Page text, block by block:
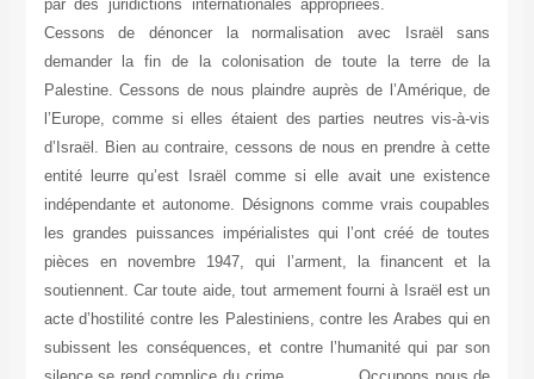
par des juridictions internationales appropriées.
Cessons de dénoncer la normalisation avec Israël sans
demander la fin de la colonisation de toute la terre de la
Palestine. Cessons de nous plaindre auprès de l’Amérique, de
l’Europe, comme si elles étaient des parties neutres vis-à-vis
d’Israël. Bien au contraire, cessons de nous en prendre à cette
entité leurre qu’est Israël comme si elle avait une existence
indépendante et autonome. Désignons comme vrais coupables
les grandes puissances impérialistes qui l’ont créé de toutes
pièces en novembre 1947, qui l’arment, la financent et la
soutiennent. Car toute aide, tout armement fourni à Israël est un
acte d’hostilité contre les Palestiniens, contre les Arabes qui en
subissent les conséquences, et contre l’humanité qui par son